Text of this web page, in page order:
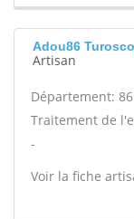
Adou86
Artisan
Département: 86
Traitement de
-
Voir la fiche